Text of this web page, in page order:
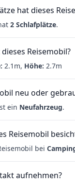
hat dieses
2 Schlafplätze.
Reisemobil?
2.1m, Höhe: 2.7m
neu oder
ein Neufahrzeug.
Reisemobil
bei
aufnehmen?